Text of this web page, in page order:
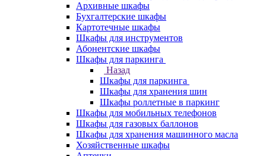
Архивные шкафы
Бухгалтерские шкафы
Картотечные шкафы
Шкафы для инструментов
Абонентские шкафы
Шкафы для паркинга
Назад
Шкафы для паркинга
Шкафы для хранения шин
Шкафы роллетные в паркинг
Шкафы для мобильных телефонов
Шкафы для газовых баллонов
Шкафы для хранения машинного масла
Хозяйственные шкафы